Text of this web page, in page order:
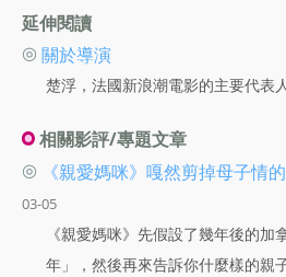
延伸閱讀
◎ 關於導演
楚浮，法國新浪潮電影的主要代表人
相關影評/專題文章
◎
《親愛媽咪》嘎然剪掉母子情
03-05
《親愛媽咪》先假設了幾年後的加
年」，然後再來告訴你什麼樣的親